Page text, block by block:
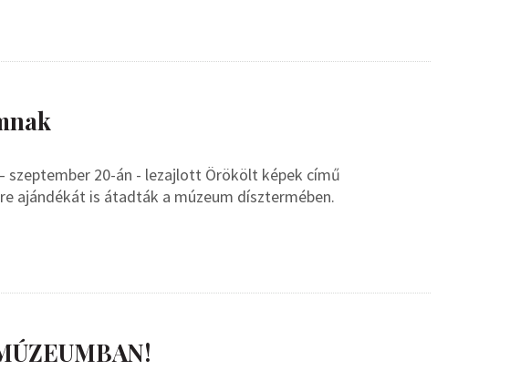
szeptember 20-án - lezajlott Örökölt képek című
ajándékát is átadták a múzeum dísztermében.